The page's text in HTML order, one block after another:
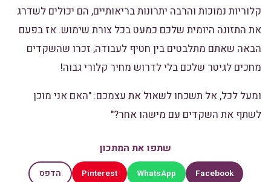
קלוריות נמוכות והרבה יתרונות בריאותיים, הם יכולים לשדרג
את התזונה היומית שלכם כמעט בכל צורת שימוש. אז בפעם
הבאה שאתם מתלבטים בין חטיף לעבודה, זכרו שהשקדים
מחכים לגיטר שלכם בלי לדרוש מחיר קלורי גבוה!
ומעל לכל, אל תשכחו לשאול את עצמכם: "האם אני מוכן
לשתף את השקדים עם מישהו אחר?"
שתפו את המתכון
Facebook
WhatsApp
Pinterest הדפס